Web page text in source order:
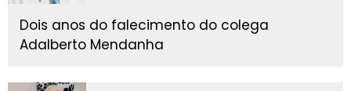
Dois anos do falecimento do colega
Adalberto Mendanha